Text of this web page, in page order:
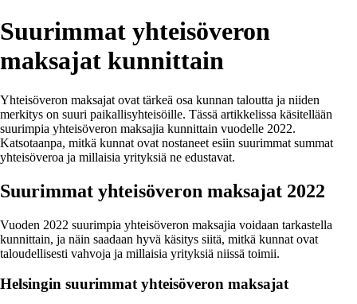
Suurimmat yhteisöveron
maksajat kunnittain
Yhteisöveron maksajat ovat tärkeä osa kunnan taloutta ja niiden
merkitys on suuri paikallisyhteisöille. Tässä artikkelissa käsitellään
suurimpia yhteisöveron maksajia kunnittain vuodelle 2022.
Katsotaanpa, mitkä kunnat ovat nostaneet esiin suurimmat summat
yhteisöveroa ja millaisia yrityksiä ne edustavat.
Suurimmat yhteisöveron maksajat 2022
Vuoden 2022 suurimpia yhteisöveron maksajia voidaan tarkastella
kunnittain, ja näin saadaan hyvä käsitys siitä, mitkä kunnat ovat
taloudellisesti vahvoja ja millaisia yrityksiä niissä toimii.
Helsingin suurimmat yhteisöveron maksajat